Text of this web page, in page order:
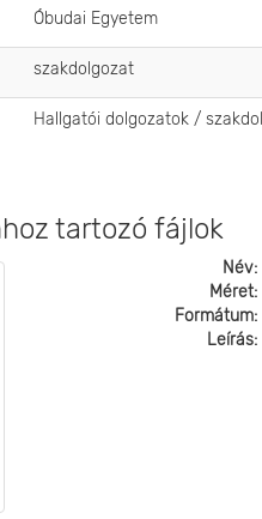
Óbudai Egyetem
szakdolgozat
Hallgatói dolgozatok /
tartozó fájlok
Név:
Méret:
Formátum:
Leírás: